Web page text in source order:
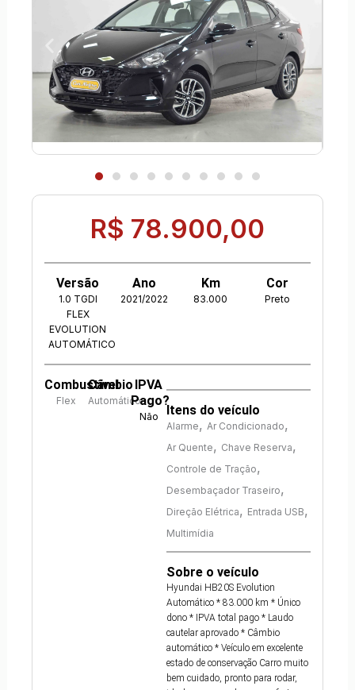
R$ 78.900,00
Versão
1.0 TGDI
FLEX
EVOLUTION
AUTOMÁTICO
Ano
2021/2022
Km
83.000
Cor
Preto
Combustível
Flex
Câmbio
Automático
IPVA
Pago?
Não Itens do veículo
Alarme, Ar Condicionado,
Ar Quente, Chave Reserva,
Controle de Tração,
Desembaçador Traseiro,
Direção Elétrica, Entrada USB,
Multimídia
Sobre o veículo
Hyundai HB20S Evolution
Automático * 83.000 km * Único
dono * IPVA total pago * Laudo
cautelar aprovado * Câmbio
automático * Veículo em excelente
estado de conservação Carro muito
bem cuidado, pronto para rodar,